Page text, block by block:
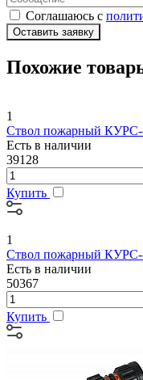
Соглашаюсь с
Оставить заявку
Похожие
1
Ствол пожарный КУРС-
Есть в наличии
39128
Купить
1
Ствол пожарный КУРС-
Есть в наличии
50367
Купить